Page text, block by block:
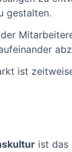
gestalten.
ist
ist das